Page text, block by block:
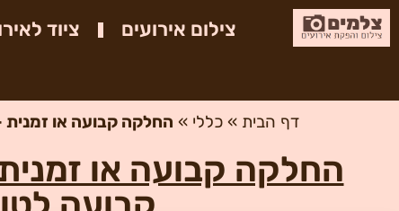
צילום אירועים ציוד
דף הבית »כללי » החלקה קבועה או זמנית
החלקה קבועה או